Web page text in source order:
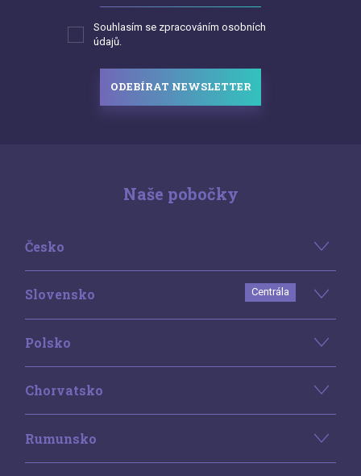
Souhlasím se zpracováním osobních
údajů.
ODEBÍRAT NEWSLETTER
Naše pobočky
Česko
Slovensko Centrála
Polsko
Chorvatsko
Rumunsko